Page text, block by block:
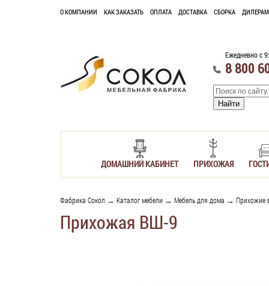
О КОМПАНИИ КАК ЗАКАЗАТЬ ОПЛАТА ДОСТАВКА СБОРКА ДИЛЕРАМ
Ежедневно с
8 800
ДОМАШНИЙ КАБИНЕТ ПРИХОЖАЯ
Фабрика Сокол → Каталог мебели → Мебель для дома → Прихожие
Прихожая ВШ-9